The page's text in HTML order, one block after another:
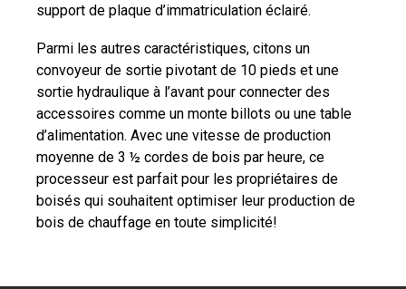
support de plaque d’immatriculation éclairé.
Parmi les autres caractéristiques, citons un
convoyeur de sortie pivotant de 10 pieds et une
sortie hydraulique à l’avant pour connecter des
accessoires comme un monte billots ou une table
d’alimentation. Avec une vitesse de production
moyenne de 3 ½ cordes de bois par heure, ce
processeur est parfait pour les propriétaires de
boisés qui souhaitent optimiser leur production de
bois de chauffage en toute simplicité!